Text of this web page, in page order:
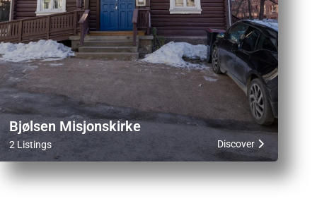
Bjølsen Misjonskirke
2 Listings Discover